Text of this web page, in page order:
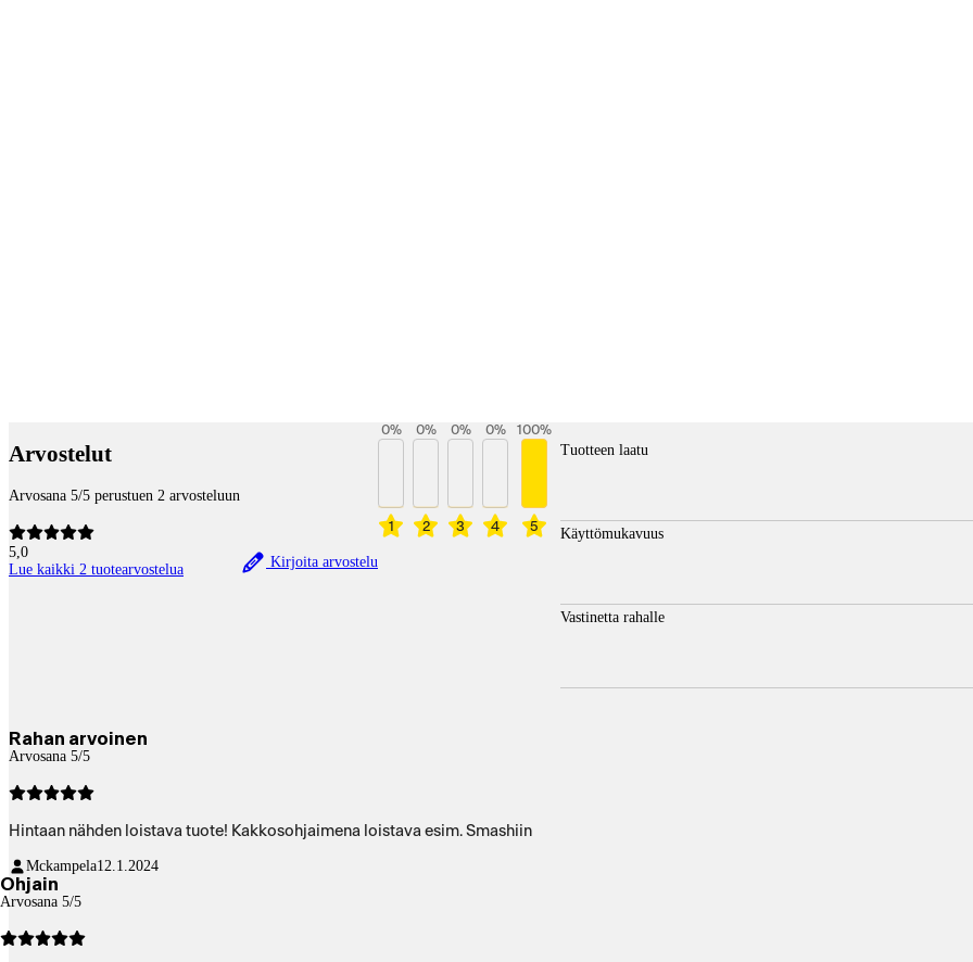
Arvostelut
Arvosana 5/5 perustuen 2 arvosteluun
5,0
Lue kaikki 2 tuotearvostelua
Kirjoita arvostelu
1
0%
2
0%
3
0%
4
0%
5
100%
Tuotteen laatu
Käyttömukavuus
Vastinetta rahalle
Rahan arvoinen
Arvosana 5/5
Hintaan nähden loistava tuote! Kakkosohjaimena loistava esim. Smashiin
Mckampela12.1.2024
Ohjain
Arvosana 5/5